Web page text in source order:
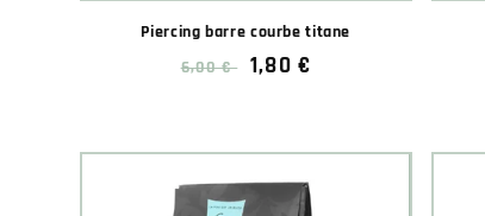
Piercing barre courbe titane
Prix
6,00 €
Prix
1,80 €